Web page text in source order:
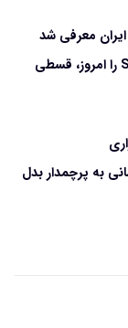
آینده در دستان شماست؛ سامسونگ S24 5G را امروز، قسطی
به پرچمدار بدل